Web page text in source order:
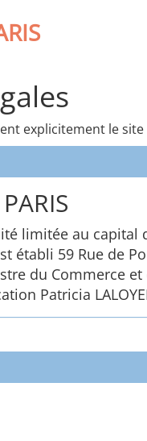
explicitement le
limitée au capital
établi 59 Rue de
du Commerce
Patricia